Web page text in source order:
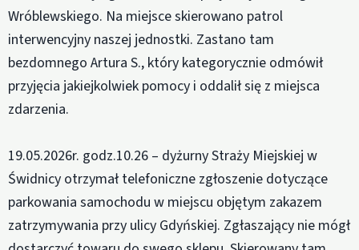
Wróblewskiego. Na miejsce skierowano patrol
interwencyjny naszej jednostki. Zastano tam
bezdomnego Artura S., który kategorycznie odmówił
przyjęcia jakiejkolwiek pomocy i oddalił się z miejsca
zdarzenia.
19.05.2026r. godz.10.26 – dyżurny Straży Miejskiej w
Świdnicy otrzymał telefoniczne zgłoszenie dotyczące
parkowania samochodu w miejscu objętym zakazem
zatrzymywania przy ulicy Gdyńskiej. Zgłaszający nie mógł